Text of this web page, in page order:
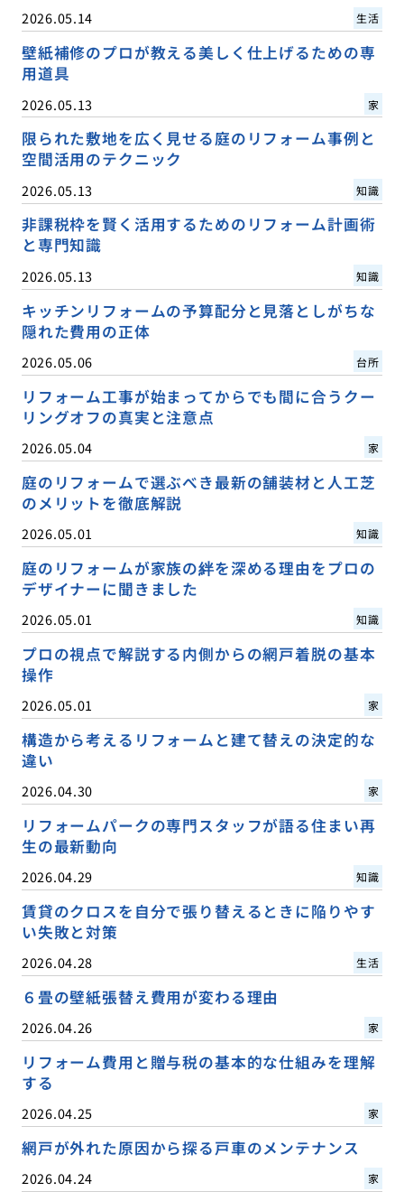
2026.05.14 生活
壁紙補修のプロが教える美しく仕上げるための専
用道具
2026.05.13 家
限られた敷地を広く見せる庭のリフォーム事例と
空間活用のテクニック
2026.05.13 知識
非課税枠を賢く活用するためのリフォーム計画術
と専門知識
2026.05.13 知識
キッチンリフォームの予算配分と見落としがちな
隠れた費用の正体
2026.05.06 台所
リフォーム工事が始まってからでも間に合うクー
リングオフの真実と注意点
2026.05.04 家
庭のリフォームで選ぶべき最新の舗装材と人工芝
のメリットを徹底解説
2026.05.01 知識
庭のリフォームが家族の絆を深める理由をプロの
デザイナーに聞きました
2026.05.01 知識
プロの視点で解説する内側からの網戸着脱の基本
操作
2026.05.01 家
構造から考えるリフォームと建て替えの決定的な
違い
2026.04.30 家
リフォームパークの専門スタッフが語る住まい再
生の最新動向
2026.04.29 知識
賃貸のクロスを自分で張り替えるときに陥りやす
い失敗と対策
2026.04.28 生活
６畳の壁紙張替え費用が変わる理由
2026.04.26 家
リフォーム費用と贈与税の基本的な仕組みを理解
する
2026.04.25 家
網戸が外れた原因から探る戸車のメンテナンス
2026.04.24 家